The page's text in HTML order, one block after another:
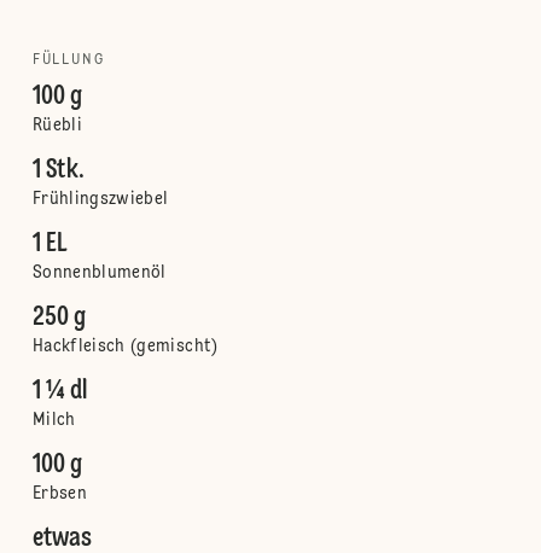
FÜLLUNG
100 g
Rüebli
1 Stk.
Frühlingszwiebel
1 EL
Sonnenblumenöl
250 g
Hackfleisch (gemischt)
1 ¼ dl
Milch
100 g
Erbsen
etwas